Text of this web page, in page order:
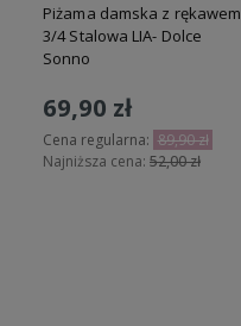
Piżama damska z rękawem
3/4 Stalowa LIA- Dolce
Sonno
69,90 zł
Cena regularna: 89,90 zł
Najniższa cena: 52,00 zł